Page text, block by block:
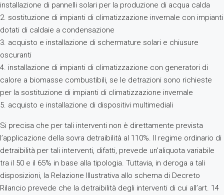
installazione di pannelli solari per la produzione di acqua calda
2. sostituzione di impianti di climatizzazione invernale con impianti
dotati di caldaie a condensazione
3. acquisto e installazione di schermature solari e chiusure
oscuranti
4. installazione di impianti di climatizzazione con generatori di
calore a biomasse combustibili, se le detrazioni sono richieste
per la sostituzione di impianti di climatizzazione invernale
5. acquisto e installazione di dispositivi multimediali
Si precisa che per tali interventi non è direttamente prevista
l’applicazione della sovra detraibilità al 110%. Il regime ordinario di
detraibilità per tali interventi, difatti, prevede un’aliquota variabile
tra il 50 e il 65% in base alla tipologia. Tuttavia, in deroga a tali
disposizioni, la Relazione Illustrativa allo schema di Decreto
Rilancio prevede che la detraibilità degli interventi di cui all’art. 14